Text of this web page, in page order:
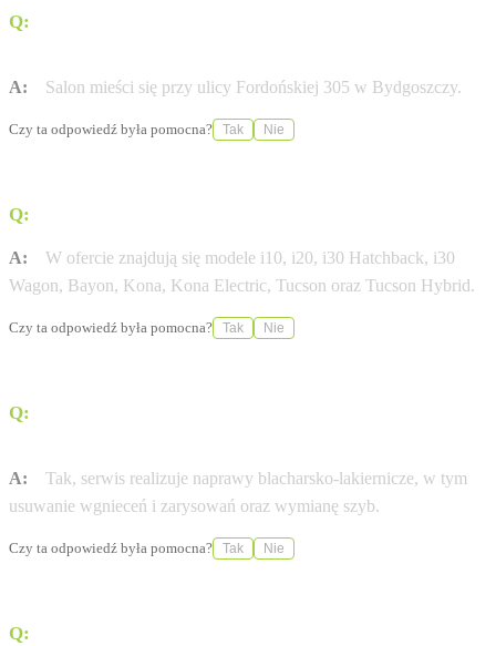
Q:
A: Salon mieści się przy ulicy Fordońskiej 305 w Bydgoszczy.
Czy ta odpowiedź była pomocna? Tak Nie
Q:
A:
W ofercie znajdują się modele i10, i20, i30 Hatchback, i30
Wagon, Bayon, Kona, Kona Electric, Tucson oraz Tucson Hybrid.
Czy ta odpowiedź była pomocna? Tak Nie
Q:
A:
Tak, serwis realizuje naprawy blacharsko-lakiernicze, w tym
usuwanie wgnieceń i zarysowań oraz wymianę szyb.
Czy ta odpowiedź była pomocna? Tak Nie
Q: